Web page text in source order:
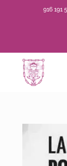
916